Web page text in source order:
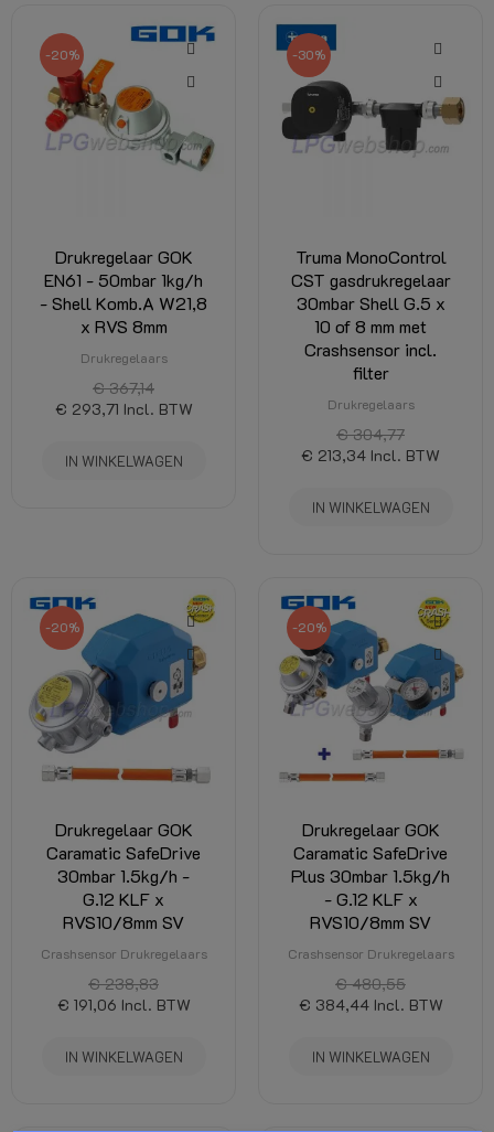
-20%
Drukregelaar GOK
EN61 - 50mbar 1kg/h
- Shell Komb.A W21,8
x RVS 8mm
Drukregelaars
€ 367,14
€ 293,71 Incl. BTW
IN WINKELWAGEN
-30%
Truma MonoControl
CST gasdrukregelaar
30mbar Shell G.5 x
10 of 8 mm met
Crashsensor incl.
filter
Drukregelaars
€ 304,77
€ 213,34 Incl. BTW
IN WINKELWAGEN
-20%
Drukregelaar GOK
Caramatic SafeDrive
30mbar 1.5kg/h -
G.12 KLF x
RVS10/8mm SV
Crashsensor Drukregelaars
€ 238,83
€ 191,06 Incl. BTW
IN WINKELWAGEN
-20%
Drukregelaar GOK
Caramatic SafeDrive
Plus 30mbar 1.5kg/h
- G.12 KLF x
RVS10/8mm SV
Crashsensor Drukregelaars
€ 480,55
€ 384,44 Incl. BTW
IN WINKELWAGEN